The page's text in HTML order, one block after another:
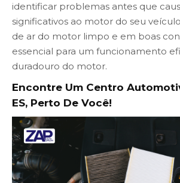
identificar problemas antes que
significativos ao motor do seu
de ar do motor limpo e em boas
essencial para um funcionamento
duradouro do motor.
Encontre Um Centro
ES, Perto De Você!